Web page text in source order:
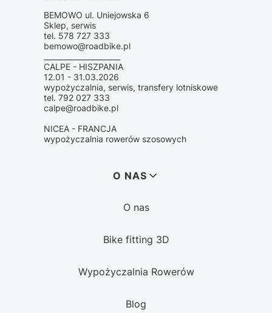
BEMOWO ul. Uniejowska 6
Sklep, serwis
tel. 578 727 333
bemowo@roadbike.pl
CALPE - HISZPANIA
12.01 - 31.03.2026
wypożyczalnia, serwis, transfery lotniskowe
tel. 792 027 333
calpe@roadbike.pl
NICEA - FRANCJA
wypożyczalnia rowerów szosowych
O NAS
O nas
Bike fitting 3D
Wypożyczalnia Rowerów
Blog